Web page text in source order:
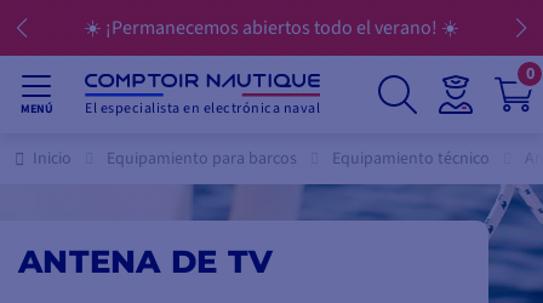
☀️ ¡Permanecemos abiertos todo el verano! ☀️
MENÚ El especialista en electrónica naval
0
Inicio Equipamiento para barcos Equipamiento técnico
ANTENA DE TV